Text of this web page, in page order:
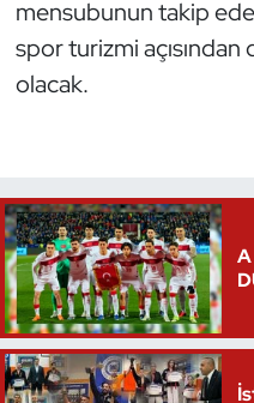
mensubunun takip
spor turizmi
olacak.
Paralimpik
Ragbi
Su Topu
Sualtı Sporları
Tekvando
Tenis